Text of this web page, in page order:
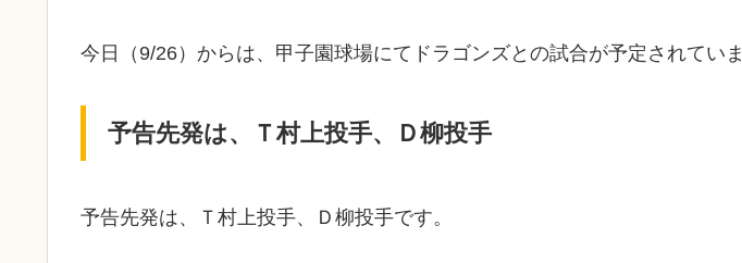
今日（9/26）からは、甲子園球場にてドラゴンズとの試合が予定されていま
予告先発は、Ｔ村上投手、Ｄ柳投手
予告先発は、Ｔ村上投手、Ｄ柳投手です。